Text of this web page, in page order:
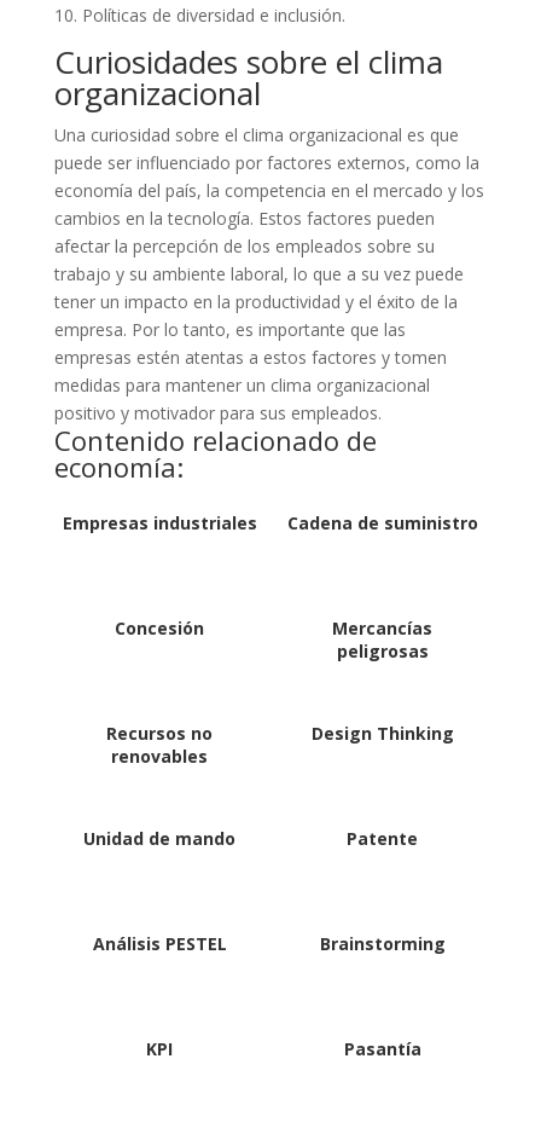
10. Políticas de diversidad e inclusión.
Curiosidades sobre el clima
organizacional
Una curiosidad sobre el clima organizacional es que
puede ser influenciado por factores externos, como la
economía del país, la competencia en el mercado y los
cambios en la tecnología. Estos factores pueden
afectar la percepción de los empleados sobre su
trabajo y su ambiente laboral, lo que a su vez puede
tener un impacto en la productividad y el éxito de la
empresa. Por lo tanto, es importante que las
empresas estén atentas a estos factores y tomen
medidas para mantener un clima organizacional
positivo y motivador para sus empleados.
Contenido relacionado de
economía:
Empresas industriales Cadena de suministro
Concesión
Mercancías
peligrosas
Recursos no
renovables
Design Thinking
Unidad de mando Patente
Análisis PESTEL Brainstorming
KPI Pasantía